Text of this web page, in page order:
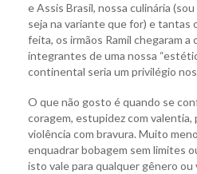
e Assis Brasil, nossa culinária
seja na variante que for) e tantas
feita, os irmãos Ramil chegaram a
integrantes de uma nossa
continental seria um privilégio
O que não gosto é quando se
coragem, estupidez com valentia,
violência com bravura. Muito
enquadrar bobagem sem limites
isto vale para qualquer gênero